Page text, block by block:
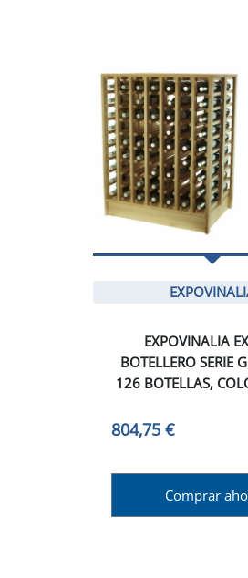
EXPOVINALIA
BOTELLERO SERIE
126 BOTELLAS,
804,75 €
Comprar